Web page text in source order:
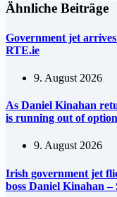
Ähnliche Beiträge
Government jet
RTE.ie
9. August 2026
As Daniel Kinahan
is running out of
9. August 2026
Irish government jet
boss Daniel Kinahan –